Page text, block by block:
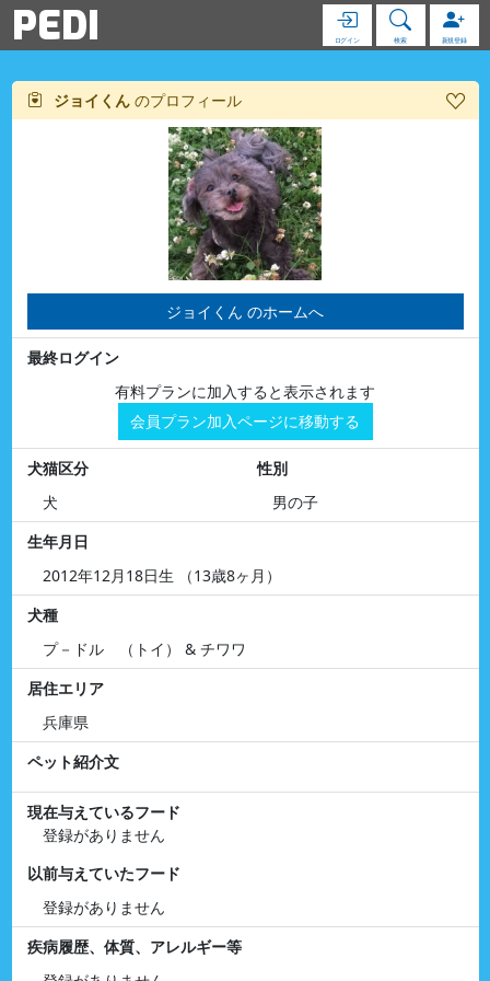
PEDI ログイン 検索 新規登録
ジョイくん のプロフィール
ジョイくん のホームへ
最終ログイン
有料プランに加入すると表示されます
会員プラン加入ページに移動する
犬猫区分
犬
性別
男の子
生年月日
2012年12月18日生 （13歳8ヶ月）
犬種
プ－ドル （トイ） & チワワ
居住エリア
兵庫県
ペット紹介文
現在与えているフード
登録がありません
以前与えていたフード
登録がありません
疾病履歴、体質、アレルギー等